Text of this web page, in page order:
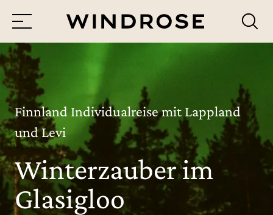
Menü
Reiseziele
Reisethemen
Jetzt Anfrage senden
Finnland Individualreise mit Lappland
und Levi
Winterzauber im
Glasigloo